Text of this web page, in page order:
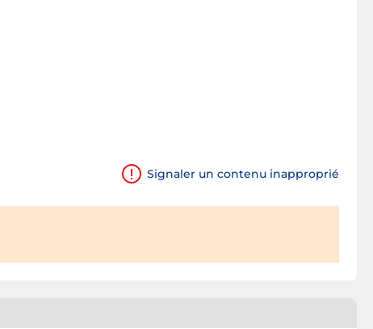
Signaler un contenu inapproprié